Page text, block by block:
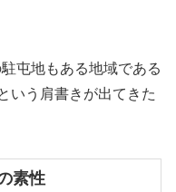
屯地もある地域である
いう肩書きが出てきた
素性